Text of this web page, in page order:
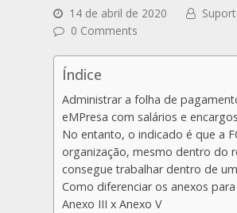
14 de abril de 2020
0 Comments
Índice
Administrar a folha de
eMPresa com salários e
No entanto, o indicado é que a
organização, mesmo dentro do
consegue trabalhar dentro de
Como diferenciar os anexos
Anexo III x Anexo V